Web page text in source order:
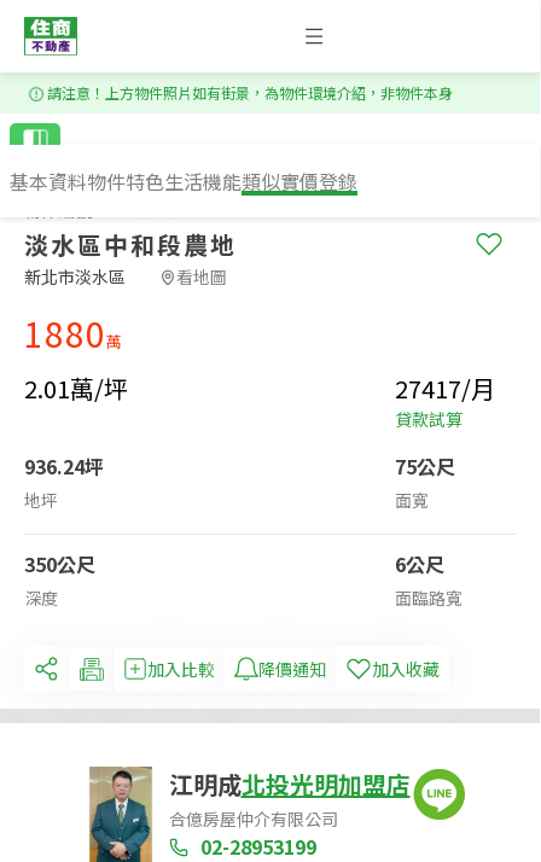
基本資料物件特色生活機能類似實價登錄
請注意！上方物件照片如有街景，為物件環境介紹，非物件本身
淡水區中和段農地
新北市淡水區​ 看地圖
1880萬
2.01萬/坪 27417/月
貸款試算
936.24坪
地坪
75公尺
面寬
350公尺
深度
6公尺
面臨路寬
加入比較 降價通知 加入收藏
江明成北投光明加盟店
合億房屋仲介有限公司
02-28953199